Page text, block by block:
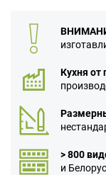
Кухня от
> 800
и